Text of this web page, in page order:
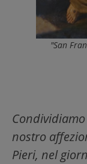
"San
nostro
Pieri, nel